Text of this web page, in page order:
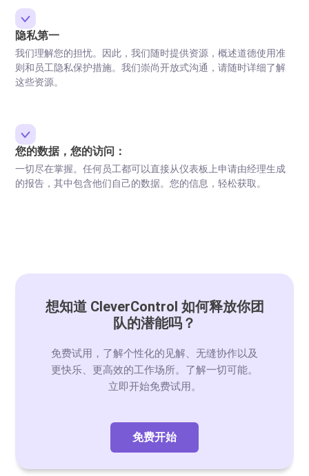
隐私第一
我们理解您的担忧。因此，我们随时提供资源，概述道德使用准
则和员工隐私保护措施。我们崇尚开放式沟通，请随时详细了解
这些资源。
您的数据，您的访问：
一切尽在掌握。任何员工都可以直接从仪表板上申请由经理生成
的报告，其中包含他们自己的数据。您的信息，轻松获取。
想知道 CleverControl 如何释放你团
队的潜能吗？
免费试用，了解个性化的见解、无缝协作以及
更快乐、更高效的工作场所。了解一切可能。
立即开始免费试用。
免费开始